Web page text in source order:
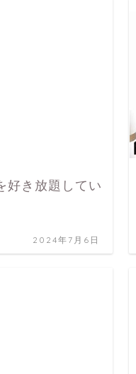
好き放題してい
2024年7月6日